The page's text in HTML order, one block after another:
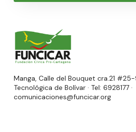
Manga, Calle del Bouquet cra.21
Tecnológica de Bolívar · Tel: 6928177 ·
comunicaciones@funcicar.org